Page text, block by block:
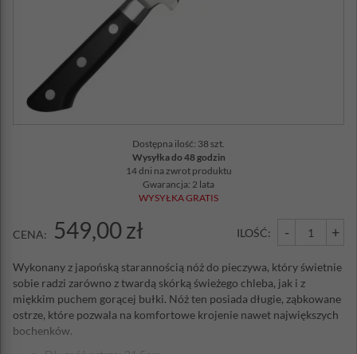
Dostępna ilość: 38 szt.
Wysyłka do 48 godzin
14 dni na zwrot produktu
Gwarancja: 2 lata
WYSYŁKA GRATIS
CENA: 549,00 zł ILOŚĆ: - +
Wykonany z japońską starannością nóż do pieczywa, który świetnie
sobie radzi zarówno z twardą skórką świeżego chleba, jak i z
miękkim puchem gorącej bułki. Nóż ten posiada długie, ząbkowane
ostrze, które pozwala na komfortowe krojenie nawet największych
bochenków.